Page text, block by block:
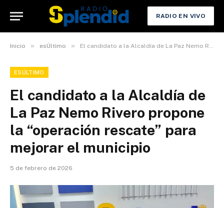
RADIO EN VIVO
Inicio » esÚltimo » El candidato a la Alcaldía de La Paz Nemo Rivero propone la “operación rescate” para mejorar el municipio
ESÚLTIMO
El candidato a la Alcaldía de
La Paz Nemo Rivero propone
la “operación rescate” para
mejorar el municipio
5 de febrero de 2026